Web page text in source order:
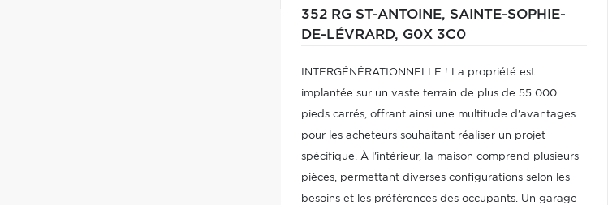
352 RG ST-ANTOINE, SAINTE-SOPHIE-
DE-LÉVRARD, G0X 3C0
INTERGÉNÉRATIONNELLE ! La propriété est
implantée sur un vaste terrain de plus de 55 000
pieds carrés, offrant ainsi une multitude d'avantages
pour les acheteurs souhaitant réaliser un projet
spécifique. À l'intérieur, la maison comprend plusieurs
pièces, permettant diverses configurations selon les
besoins et les préférences des occupants. Un garage